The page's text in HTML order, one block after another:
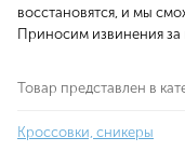
восстановятся, и мы
Приносим извинения
Товар представлен в
Кроссовки, сникеры